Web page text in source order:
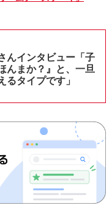
んインタビュー「子
んまか？』と、一旦
るタイプです」